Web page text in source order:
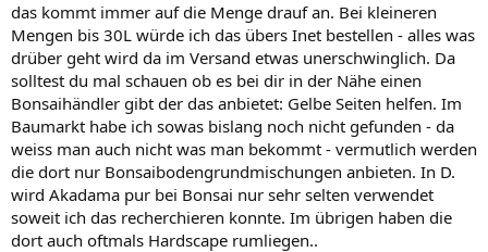
das kommt immer auf die Menge drauf an. Bei kleineren
Mengen bis 30L würde ich das übers Inet bestellen - alles was
drüber geht wird da im Versand etwas unerschwinglich. Da
solltest du mal schauen ob es bei dir in der Nähe einen
Bonsaihändler gibt der das anbietet: Gelbe Seiten helfen. Im
Baumarkt habe ich sowas bislang noch nicht gefunden - da
weiss man auch nicht was man bekommt - vermutlich werden
die dort nur Bonsaibodengrundmischungen anbieten. In D.
wird Akadama pur bei Bonsai nur sehr selten verwendet
soweit ich das recherchieren konnte. Im übrigen haben die
dort auch oftmals Hardscape rumliegen..